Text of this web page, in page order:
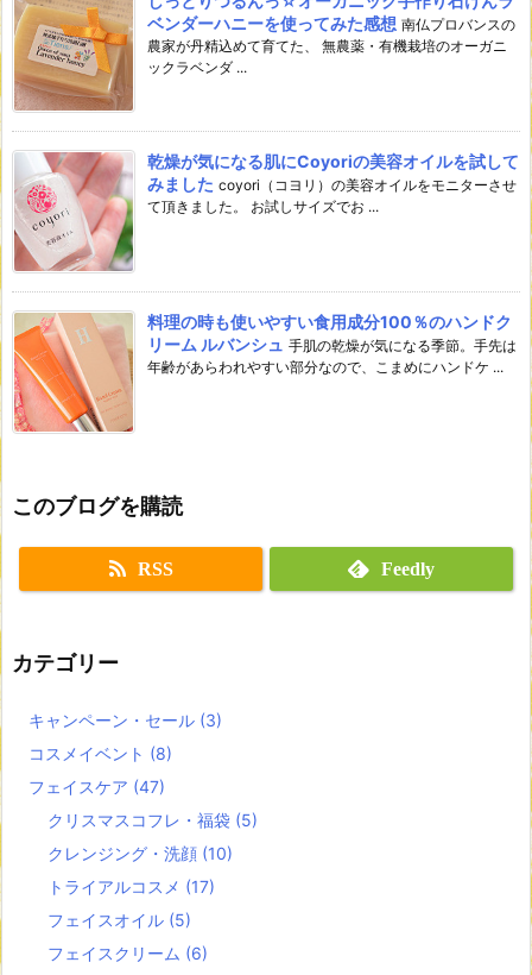
ベンダーハニーを使ってみた感想 南仏プロバンスの
農家が丹精込めて育てた、 無農薬・有機栽培のオーガニ
ックラベンダ ...
乾燥が気になる肌にCoyoriの美容オイルを試して
みました coyori（コヨリ）の美容オイルをモニターさせ
て頂きました。 お試しサイズでお ...
料理の時も使いやすい食用成分100％のハンドク
リーム ルバンシュ 手肌の乾燥が気になる季節。手先は
年齢があらわれやすい部分なので、こまめにハンドケ ...
このブログを購読
RSS Feedly
カテゴリー
キャンペーン・セール (3)
コスメイベント (8)
フェイスケア (47)
クリスマスコフレ・福袋 (5)
クレンジング・洗顔 (10)
トライアルコスメ (17)
フェイスオイル (5)
フェイスクリーム (6)